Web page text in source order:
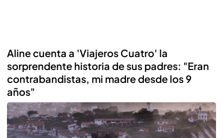
Aline cuenta a 'Viajeros Cuatro' la
sorprendente historia de sus padres: "Eran
contrabandistas, mi madre desde los 9
años"